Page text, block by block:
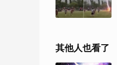
其他人也看了